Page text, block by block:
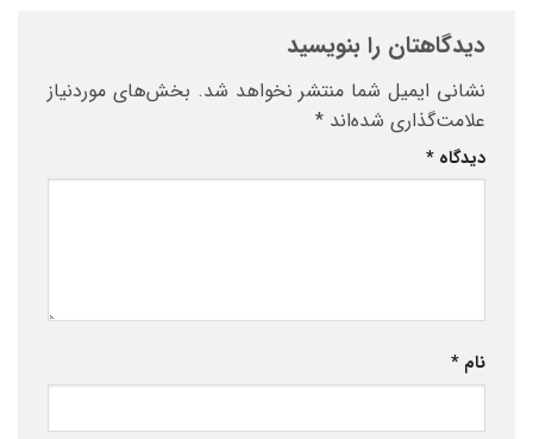
دیدگاهتان را بنویسید
نشانی ایمیل شما منتشر نخواهد شد. بخش‌های موردنیاز
علامت‌گذاری شده‌اند *
دیدگاه *
نام *